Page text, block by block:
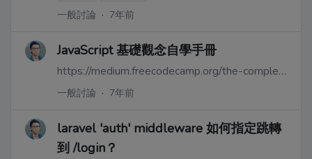
一般討論 · 7年前
JavaScript 基礎觀念自學手冊
https://medium.freecodecamp.org/the-complete-javascript-handbook-f26b2c71719c
一般討論 · 7年前
laravel 'auth' middleware 如何指定跳轉
到 /login？